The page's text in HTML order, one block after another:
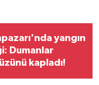
yangın
Dumanlar
kapladı!